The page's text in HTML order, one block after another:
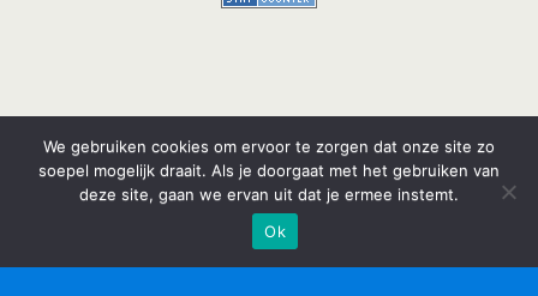
We gebruiken cookies om ervoor te zorgen dat onze site zo
soepel mogelijk draait. Als je doorgaat met het gebruiken van
deze site, gaan we ervan uit dat je ermee instemt.
Ok